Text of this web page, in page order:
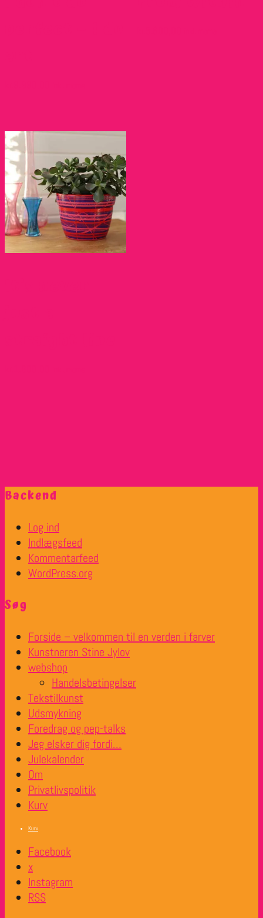
Backend
Log ind
Indlægsfeed
Kommentarfeed
WordPress.org
Søg
Forside – velkommen til en verden i farver
Kunstneren Stine Jylov
webshop
Handelsbetingelser
Tekstilkunst
Udsmykning
Foredrag og pep-talks
Jeg elsker dig fordi…
Julekalender
Om
Privatlivspolitik
Kurv
Kurv
Facebook
x
Instagram
RSS